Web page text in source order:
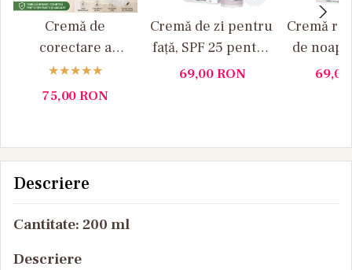
Cremă de
corectare a
rozaceei, verde, 30
ml Medity+
75,00RON
Cremă de zi pentru
față, SPF 25 pentru
pielea cu rozacee
69,00RON
Cremă
de
pielea69,00
Descriere
Cantitate: 200 ml
Descriere